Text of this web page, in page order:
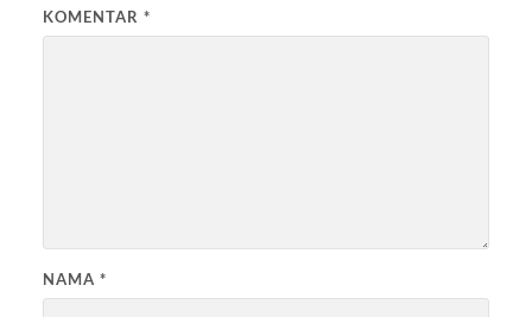
KOMENTAR *
NAMA *